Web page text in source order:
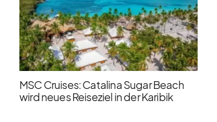
MSC Cruises: Catalina Sugar Beach
wird neues Reiseziel in der Karibik